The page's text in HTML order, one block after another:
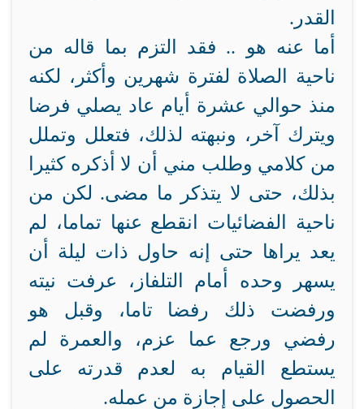
القدر.
أما عنه هو .. فقد التزم بما قاله من
ناحية الصلاة لفترة شهرين وأكثر، لكنه
منذ حوالي عشرة أيام عاد يصلي فرضا
ويترك آخر، ونبهته لذلك، فتعلل وتملل
من كلامي وطلب مني أن لا أذكره كثيرا
بذلك، حتى لا يتذكر ما مضى. لكن من
ناحية الفضائيات انقطع عنها تماما، لم
يعد يراها حتى إنه حاول ذات ليلة أن
يسهر وحده أمام التلفاز، عرفت نيته
ورفضت ذلك رفضا تاما، وقبل هو
رفضي ورجع عما عزم، والعمرة لم
يستطع القيام به لعدم قدرته على
الحصول على إجازة من عمله.